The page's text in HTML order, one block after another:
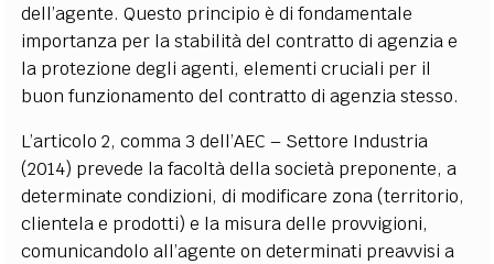
dell’agente. Questo principio è di fondamentale
importanza per la stabilità del contratto di agenzia e
la protezione degli agenti, elementi cruciali per il
buon funzionamento del contratto di agenzia stesso.
L’articolo 2, comma 3 dell’AEC – Settore Industria
(2014) prevede la facoltà della società preponente, a
determinate condizioni, di modificare zona (territorio,
clientela e prodotti) e la misura delle provvigioni,
comunicandolo all’agente on determinati preavvisi a